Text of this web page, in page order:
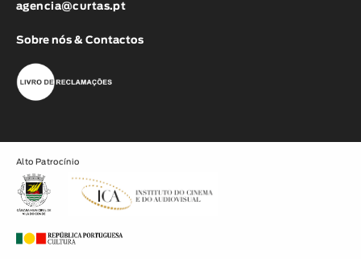
agencia@curtas.pt
Sobre nós & Contactos
Alto Patrocínio